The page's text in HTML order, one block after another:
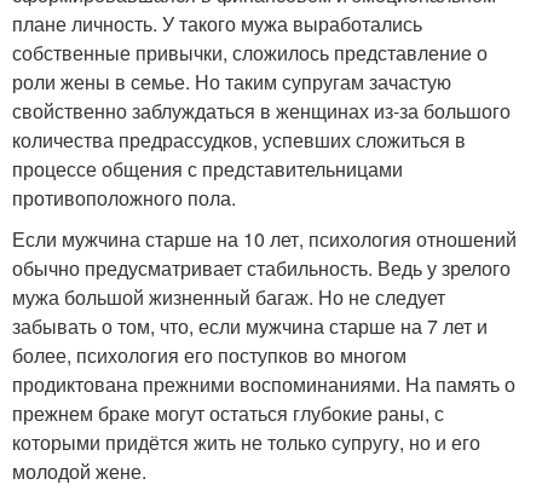
плане личность. У такого мужа выработались
собственные привычки, сложилось представление о
роли жены в семье. Но таким супругам зачастую
свойственно заблуждаться в женщинах из-за большого
количества предрассудков, успевших сложиться в
процессе общения с представительницами
противоположного пола.
Если мужчина старше на 10 лет, психология отношений
обычно предусматривает стабильность. Ведь у зрелого
мужа большой жизненный багаж. Но не следует
забывать о том, что, если мужчина старше на 7 лет и
более, психология его поступков во многом
продиктована прежними воспоминаниями. На память о
прежнем браке могут остаться глубокие раны, с
которыми придётся жить не только супругу, но и его
молодой жене.